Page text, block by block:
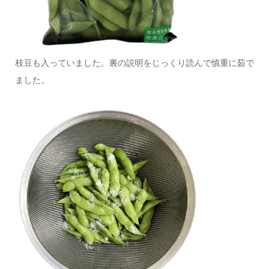
枝豆も入っていました。裏の説明をじっくり読んで慎重に茹で
ました。